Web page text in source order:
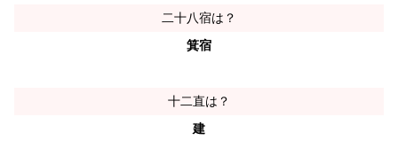
二十八宿は？
箕宿
十二直は？
建